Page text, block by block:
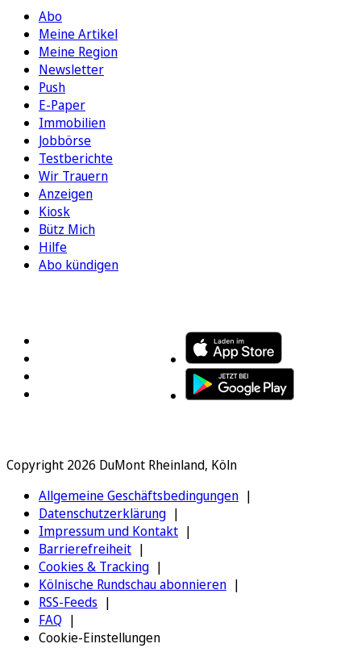
Abo
Meine Artikel
Meine Region
Newsletter
Push
E-Paper
Immobilien
Jobbörse
Testberichte
Wir Trauern
Anzeigen
Kiosk
Bütz Mich
Hilfe
Abo kündigen
Copyright 2026 DuMont Rheinland, Köln
Allgemeine Geschäftsbedingungen
Datenschutzerklärung
Impressum und Kontakt
Barrierefreiheit
Cookies & Tracking
Kölnische Rundschau abonnieren
RSS-Feeds
FAQ
Cookie-Einstellungen